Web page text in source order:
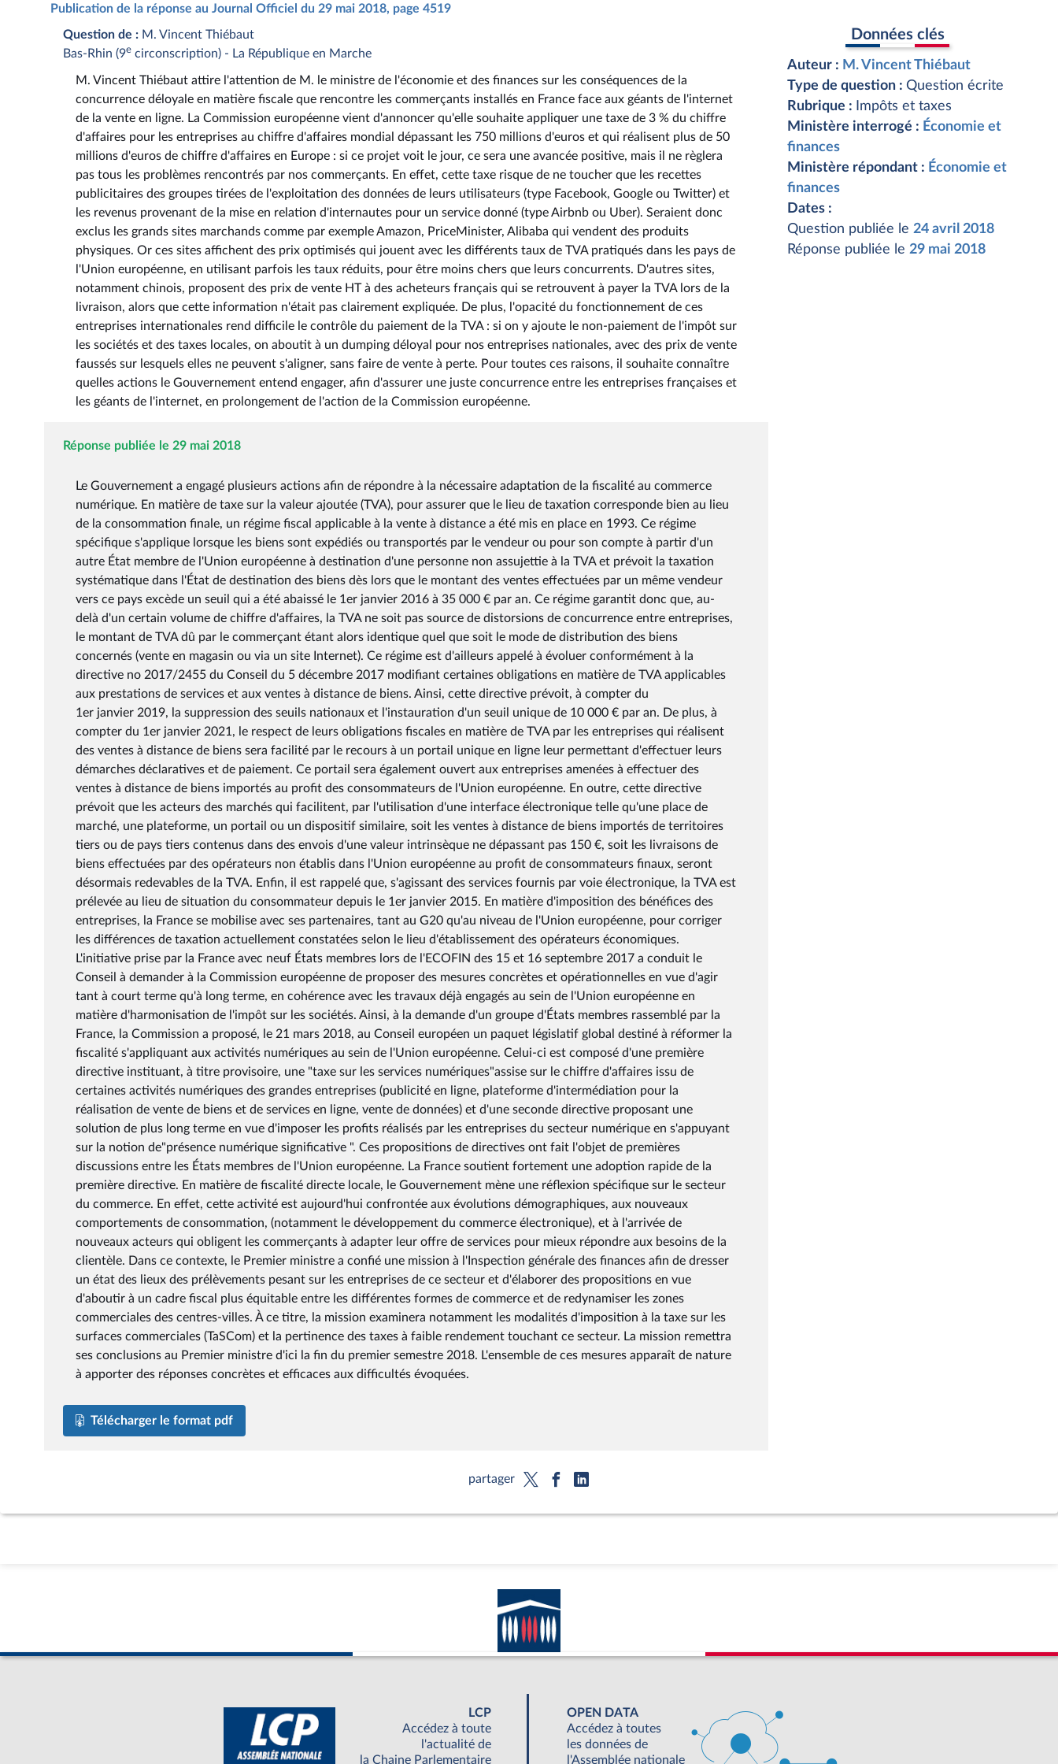
Publication de la réponse au Journal Officiel du 29 mai 2018, page 4519
Question de : M. Vincent Thiébaut
Bas-Rhin (9e circonscription) - La République en Marche
M. Vincent Thiébaut attire l'attention de M. le ministre de l'économie et des finances sur les conséquences de la
concurrence déloyale en matière fiscale que rencontre les commerçants installés en France face aux géants de l'internet
de la vente en ligne. La Commission européenne vient d'annoncer qu'elle souhaite appliquer une taxe de 3 % du chiffre
d'affaires pour les entreprises au chiffre d'affaires mondial dépassant les 750 millions d'euros et qui réalisent plus de 50
millions d'euros de chiffre d'affaires en Europe : si ce projet voit le jour, ce sera une avancée positive, mais il ne règlera
pas tous les problèmes rencontrés par nos commerçants. En effet, cette taxe risque de ne toucher que les recettes
publicitaires des groupes tirées de l'exploitation des données de leurs utilisateurs (type Facebook, Google ou Twitter) et
les revenus provenant de la mise en relation d'internautes pour un service donné (type Airbnb ou Uber). Seraient donc
exclus les grands sites marchands comme par exemple Amazon, PriceMinister, Alibaba qui vendent des produits
physiques. Or ces sites affichent des prix optimisés qui jouent avec les différents taux de TVA pratiqués dans les pays de
l'Union européenne, en utilisant parfois les taux réduits, pour être moins chers que leurs concurrents. D'autres sites,
notamment chinois, proposent des prix de vente HT à des acheteurs français qui se retrouvent à payer la TVA lors de la
livraison, alors que cette information n'était pas clairement expliquée. De plus, l'opacité du fonctionnement de ces
entreprises internationales rend difficile le contrôle du paiement de la TVA : si on y ajoute le non-paiement de l'impôt sur
les sociétés et des taxes locales, on aboutit à un dumping déloyal pour nos entreprises nationales, avec des prix de vente
faussés sur lesquels elles ne peuvent s'aligner, sans faire de vente à perte. Pour toutes ces raisons, il souhaite connaître
quelles actions le Gouvernement entend engager, afin d'assurer une juste concurrence entre les entreprises françaises et
les géants de l'internet, en prolongement de l'action de la Commission européenne.
Réponse publiée le 29 mai 2018
Le Gouvernement a engagé plusieurs actions afin de répondre à la nécessaire adaptation de la fiscalité au commerce
numérique. En matière de taxe sur la valeur ajoutée (TVA), pour assurer que le lieu de taxation corresponde bien au lieu
de la consommation finale, un régime fiscal applicable à la vente à distance a été mis en place en 1993. Ce régime
spécifique s'applique lorsque les biens sont expédiés ou transportés par le vendeur ou pour son compte à partir d'un
autre État membre de l'Union européenne à destination d'une personne non assujettie à la TVA et prévoit la taxation
systématique dans l'État de destination des biens dès lors que le montant des ventes effectuées par un même vendeur
vers ce pays excède un seuil qui a été abaissé le 1er janvier 2016 à 35 000 € par an. Ce régime garantit donc que, au-
delà d'un certain volume de chiffre d'affaires, la TVA ne soit pas source de distorsions de concurrence entre entreprises,
le montant de TVA dû par le commerçant étant alors identique quel que soit le mode de distribution des biens
concernés (vente en magasin ou via un site Internet). Ce régime est d'ailleurs appelé à évoluer conformément à la
directive no 2017/2455 du Conseil du 5 décembre 2017 modifiant certaines obligations en matière de TVA applicables
aux prestations de services et aux ventes à distance de biens. Ainsi, cette directive prévoit, à compter du
1er janvier 2019, la suppression des seuils nationaux et l'instauration d'un seuil unique de 10 000 € par an. De plus, à
compter du 1er janvier 2021, le respect de leurs obligations fiscales en matière de TVA par les entreprises qui réalisent
des ventes à distance de biens sera facilité par le recours à un portail unique en ligne leur permettant d'effectuer leurs
démarches déclaratives et de paiement. Ce portail sera également ouvert aux entreprises amenées à effectuer des
ventes à distance de biens importés au profit des consommateurs de l'Union européenne. En outre, cette directive
prévoit que les acteurs des marchés qui facilitent, par l'utilisation d'une interface électronique telle qu'une place de
marché, une plateforme, un portail ou un dispositif similaire, soit les ventes à distance de biens importés de territoires
tiers ou de pays tiers contenus dans des envois d'une valeur intrinsèque ne dépassant pas 150 €, soit les livraisons de
biens effectuées par des opérateurs non établis dans l'Union européenne au profit de consommateurs finaux, seront
désormais redevables de la TVA. Enfin, il est rappelé que, s'agissant des services fournis par voie électronique, la TVA est
prélevée au lieu de situation du consommateur depuis le 1er janvier 2015. En matière d'imposition des bénéfices des
entreprises, la France se mobilise avec ses partenaires, tant au G20 qu'au niveau de l'Union européenne, pour corriger
les différences de taxation actuellement constatées selon le lieu d'établissement des opérateurs économiques.
L'initiative prise par la France avec neuf États membres lors de l'ECOFIN des 15 et 16 septembre 2017 a conduit le
Conseil à demander à la Commission européenne de proposer des mesures concrètes et opérationnelles en vue d'agir
tant à court terme qu'à long terme, en cohérence avec les travaux déjà engagés au sein de l'Union européenne en
matière d'harmonisation de l'impôt sur les sociétés. Ainsi, à la demande d'un groupe d'États membres rassemblé par la
France, la Commission a proposé, le 21 mars 2018, au Conseil européen un paquet législatif global destiné à réformer la
fiscalité s'appliquant aux activités numériques au sein de l'Union européenne. Celui-ci est composé d'une première
directive instituant, à titre provisoire, une "taxe sur les services numériques"assise sur le chiffre d'affaires issu de
certaines activités numériques des grandes entreprises (publicité en ligne, plateforme d'intermédiation pour la
réalisation de vente de biens et de services en ligne, vente de données) et d'une seconde directive proposant une
solution de plus long terme en vue d'imposer les profits réalisés par les entreprises du secteur numérique en s'appuyant
sur la notion de"présence numérique significative ". Ces propositions de directives ont fait l'objet de premières
discussions entre les États membres de l'Union européenne. La France soutient fortement une adoption rapide de la
première directive. En matière de fiscalité directe locale, le Gouvernement mène une réflexion spécifique sur le secteur
du commerce. En effet, cette activité est aujourd'hui confrontée aux évolutions démographiques, aux nouveaux
comportements de consommation, (notamment le développement du commerce électronique), et à l'arrivée de
nouveaux acteurs qui obligent les commerçants à adapter leur offre de services pour mieux répondre aux besoins de la
clientèle. Dans ce contexte, le Premier ministre a confié une mission à l'Inspection générale des finances afin de dresser
un état des lieux des prélèvements pesant sur les entreprises de ce secteur et d'élaborer des propositions en vue
d'aboutir à un cadre fiscal plus équitable entre les différentes formes de commerce et de redynamiser les zones
commerciales des centres-villes. À ce titre, la mission examinera notamment les modalités d'imposition à la taxe sur les
surfaces commerciales (TaSCom) et la pertinence des taxes à faible rendement touchant ce secteur. La mission remettra
ses conclusions au Premier ministre d'ici la fin du premier semestre 2018. L'ensemble de ces mesures apparaît de nature
à apporter des réponses concrètes et efficaces aux difficultés évoquées.
Télécharger le format pdf
Données clés
Auteur : M. Vincent Thiébaut
Type de question : Question écrite
Rubrique :
Impôts et taxes
Ministère interrogé : Économie et
finances
Ministère répondant : Économie et
finances
Dates :
Question publiée le 24 avril 2018
Réponse publiée le 29 mai 2018
partager
LCP
Accédez à toute
l'actualité de
la Chaine Parlementaire
OPEN DATA
Accédez à toutes
les données de
l'Assemblée nationale